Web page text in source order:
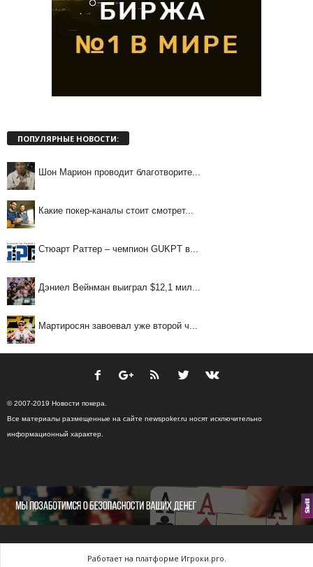
ПОПУЛЯРНЫЕ НОВОСТИ:
Шон Марион проводит благотворите...
Какие покер-каналы стоит смотрет...
Стюарт Раттер – чемпион GUKPT в...
Дэниел Вейнман выиграл $12,1 мил...
Мартиросян завоевал уже второй ч...
© 2007-2019 Новости покера.
Все материалы размещенные на сайте newspoker.ru носят исключительно
информационный характер.
Работает на платформе Игроки.pro.